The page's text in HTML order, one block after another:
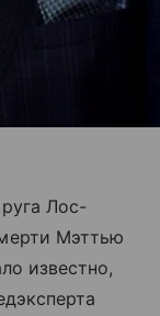
Лос-
Мэттью
известно,